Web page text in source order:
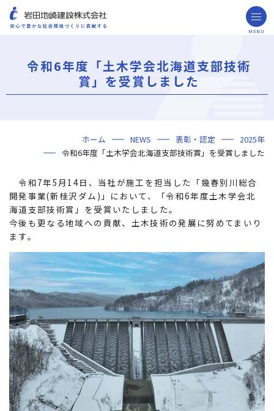
MENU
ごあいさつ
ミッション・ビジョン・社訓
会社概要
組織図
役員一覧
沿革
岩田地崎の歴史
事業所一覧
関連会社
プレスリリース
財務情報
岩田地崎建設のCM
3分でわかる岩田地崎建設
用途区分から探す
GISマップシステム
Niseko Project
プロジェクトレポート
技術・ソリューション
ソリューション
海外事業
NISEKO PROJECTS
令和6年度「土木学会北海道支部技術
賞」を受賞しました
ホーム NEWS 表彰・認定
2025年
令和6年度「土木学会北海道支部技術賞」を受賞しました
令和7年5月14日、当社が施工を担当した「幾春別川総合
開発事業(新桂沢ダム)」において、「令和6年度土木学会北
海道支部技術賞」を受賞いたしました。
今後も更なる地域への貢献、土木技術の発展に努めてまいり
ます。